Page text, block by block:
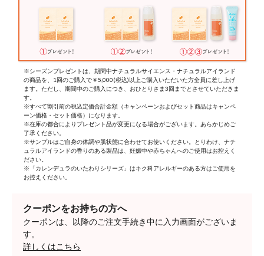
※シーズンプレゼントは、期間中ナチュラルサイエンス・ナチュラルアイランド
の商品を、1回のご購入で￥5,000(税込)以上ご購入いただいた方全員に差し上げ
ます。ただし、期間中のご購入につき、おひとりさま3回までとさせていただきま
す。
※すべて割引前の税込定価合計金額（キャンペーンおよびセット商品はキャンペ
ーン価格・セット価格）になります。
※在庫の都合によりプレゼント品が変更になる場合がございます。あらかじめご
了承ください。
※サンプルはご自身の体調や肌状態に合わせてお使いください。とりわけ、ナチ
ュラルアイランドの香りのある製品は、妊娠中や赤ちゃんへのご使用はお控えく
ださい。
※「カレンデュラのいたわりシリーズ」はキク科アレルギーのある方はご使用を
お控えください。
クーポンをお持ちの方へ
クーポンは、以降のご注文手続き中に入力画面がございま
す。
詳しくはこちら